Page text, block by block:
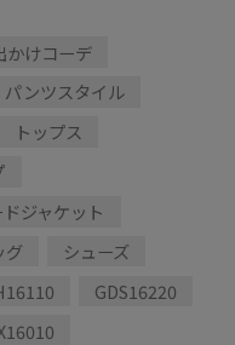
かけコーデ
パンツスタイル
トップス
ジャケット
グ
シューズ
GDS16220